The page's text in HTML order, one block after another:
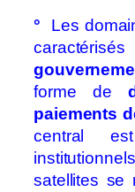
°
Les
forme de
paiements
central
satellites